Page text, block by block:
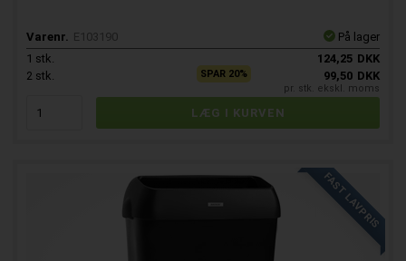
Varenr. E103190
På lager
1 stk. 124,25 DKK
2 stk. SPAR 20% 99,50 DKK
pr. stk. ekskl. moms
FAST LAVPRIS